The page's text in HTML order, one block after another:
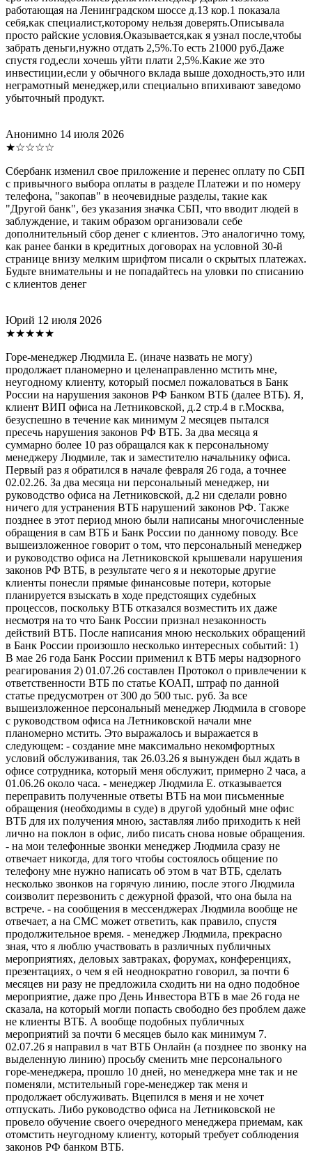
работающая на Ленинградском шоссе д.13 кор.1 показала
себя,как специалист,которому нельзя доверять.Описывала
просто райские условия.Оказывается,как я узнал после,чтобы
забрать деньги,нужно отдать 2,5%.То есть 21000 руб.Даже
спустя год,если хочешь уйти плати 2,5%.Какие же это
инвестиции,если у обычного вклада выше доходность,это или
неграмотный менеджер,или специально впихивают заведомо
убыточный продукт.
Анонимно 14 июля 2026
★☆☆☆☆
Сбербанк изменил свое приложение и перенес оплату по СБП
с привычного выбора оплаты в разделе Платежи и по номеру
телефона, "закопав" в неочевидные разделы, такие как
"Другой банк", без указания значка СБП, что вводит людей в
заблуждение, и таким образом организовали себе
дополнительный сбор денег с клиентов. Это аналогично тому,
как ранее банки в кредитных договорах на условной 30-й
странице внизу мелким шрифтом писали о скрытых платежах.
Будьте внимательны и не попадайтесь на уловки по списанию
с клиентов денег
Юрий 12 июля 2026
★★★★★
Горе-менеджер Людмила Е. (иначе назвать не могу)
продолжает планомерно и целенаправленно мстить мне,
неугодному клиенту, который посмел пожаловаться в Банк
России на нарушения законов РФ Банком ВТБ (далее ВТБ). Я,
клиент ВИП офиса на Летниковской, д.2 стр.4 в г.Москва,
безуспешно в течение как минимум 2 месяцев пытался
пресечь нарушения законов РФ ВТБ. За два месяца я
суммарно более 10 раз обращался как к персональному
менеджеру Людмиле, так и заместителю начальнику офиса.
Первый раз я обратился в начале февраля 26 года, а точнее
02.02.26. За два месяца ни персональный менеджер, ни
руководство офиса на Летниковской, д.2 ни сделали ровно
ничего для устранения ВТБ нарушений законов РФ. Также
позднее в этот период мною были написаны многочисленные
обращения в сам ВТБ и Банк России по данному поводу. Все
вышеизложенное говорит о том, что персональный менеджер
и руководство офиса на Летниковской крышевали нарушения
законов РФ ВТБ, в результате чего я и некоторые другие
клиенты понесли прямые финансовые потери, которые
планируется взыскать в ходе предстоящих судебных
процессов, поскольку ВТБ отказался возместить их даже
несмотря на то что Банк России признал незаконность
действий ВТБ. После написания мною нескольких обращений
в Банк России произошло несколько интересных событий: 1)
В мае 26 года Банк России применил к ВТБ меры надзорного
реагирования 2) 01.07.26 составлен Протокол о привлечении к
ответственности ВТБ по статье КОАП, штраф по данной
статье предусмотрен от 300 до 500 тыс. руб. За все
вышеизложенное персональный менеджер Людмила в сговоре
с руководством офиса на Летниковской начали мне
планомерно мстить. Это выражалось и выражается в
следующем: - создание мне максимально некомфортных
условий обслуживания, так 26.03.26 я вынужден был ждать в
офисе сотрудника, который меня обслужит, примерно 2 часа, а
01.06.26 около часа. - менеджер Людмила Е. отказывается
переправить полученные ответы ВТБ на мои письменные
обращения (необходимы в суде) в другой удобный мне офис
ВТБ для их получения мною, заставляя либо приходить к ней
лично на поклон в офис, либо писать снова новые обращения.
- на мои телефонные звонки менеджер Людмила сразу не
отвечает никогда, для того чтобы состоялось общение по
телефону мне нужно написать об этом в чат ВТБ, сделать
несколько звонков на горячую линию, после этого Людмила
соизволит перезвонить с дежурной фразой, что она была на
встрече. - на сообщения в мессенджерах Людмила вообще не
отвечает, а на СМС может ответить, как правило, спустя
продолжительное время. - менеджер Людмила, прекрасно
зная, что я люблю участвовать в различных публичных
мероприятиях, деловых завтраках, форумах, конференциях,
презентациях, о чем я ей неоднократно говорил, за почти 6
месяцев ни разу не предложила сходить ни на одно подобное
мероприятие, даже про День Инвестора ВТБ в мае 26 года не
сказала, на который могли попасть свободно без проблем даже
не клиенты ВТБ. А вообще подобных публичных
мероприятий за почти 6 месяцев было как минимум 7.
02.07.26 я направил в чат ВТБ Онлайн (а позднее по звонку на
выделенную линию) просьбу сменить мне персонального
горе-менеджера, прошло 10 дней, но менеджера мне так и не
поменяли, мстительный горе-менеджер так меня и
продолжает обслуживать. Вцепился в меня и не хочет
отпускать. Либо руководство офиса на Летниковской не
провело обучение своего очередного менеджера приемам, как
отомстить неугодному клиенту, который требует соблюдения
законов РФ банком ВТБ.